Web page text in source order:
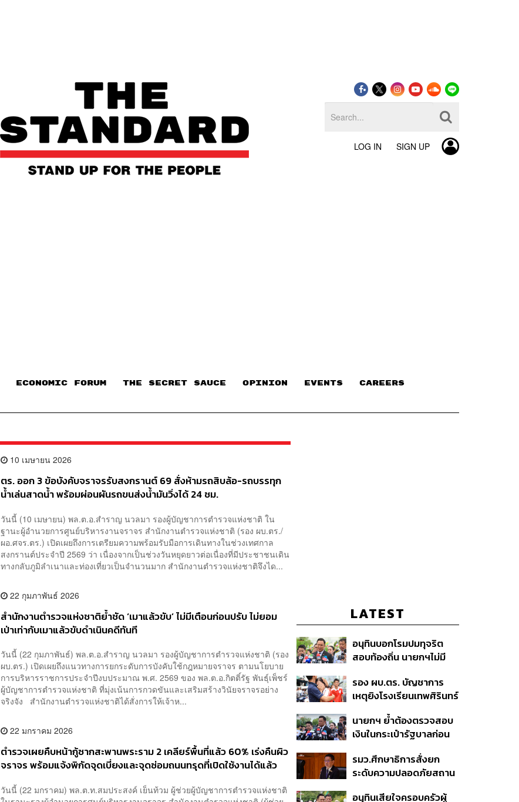
LOG IN SIGN UP
ECONOMIC FORUM THE SECRET SAUCE​ OPINION EVENTS CAREERS
10 เมษายน 2026
ตร. ออก 3 ข้อบังคับจราจรรับสงกรานต์ 69 สั่งห้ามรถสิบล้อ-รถบรรทุก
น้ำเล่นสาดน้ำ พร้อมผ่อนผันรถขนส่งน้ำมันวิ่งได้ 24 ชม.
วันนี้ (10 เมษายน) พล.ต.อ.สำราญ นวลมา รองผู้บัญชาการตำรวจแห่งชาติ ใน
ฐานะผู้อำนวยการศูนย์บริหารงานจราจร สำนักงานตำรวจแห่งชาติ (รอง ผบ.ตร./
ผอ.ศจร.ตร.) เปิดเผยถึงการเตรียมความพร้อมรับมือการเดินทางในช่วงเทศกาล
สงกรานต์ประจำปี 2569 ว่า เนื่องจากเป็นช่วงวันหยุดยาวต่อเนื่องที่มีประชาชนเดิน
ทางกลับภูมิลำเนาและท่องเที่ยวเป็นจำนวนมาก สำนักงานตำรวจแห่งชาติจึงได...
22 กุมภาพันธ์ 2026
สำนักงานตำรวจแห่งชาติย้ำชัด ‘เมาแล้วขับ’ ไม่มีเตือนก่อนปรับ ไม่ยอม
เป่าเท่ากับเมาแล้วขับดำเนินคดีทันที
วันนี้ (22 กุมภาพันธ์) พล.ต.อ.สำราญ นวลมา รองผู้บัญชาการตำรวจแห่งชาติ (รอง
ผบ.ตร.) เปิดเผยถึงแนวทางการยกระดับการบังคับใช้กฎหมายจราจร ตามนโยบาย
การบริหารราชการประจำปีงบประมาณ พ.ศ. 2569 ของ พล.ต.อ.กิตติ์รัฐ พันธุ์เพ็ชร์
ผู้บัญชาการตำรวจแห่งชาติ ที่มุ่งเน้นการกวดขันและเสริมสร้างวินัยจราจรอย่าง
จริงจัง สำนักงานตำรวจแห่งชาติได้สั่งการให้เจ้าห...
22 มกราคม 2026
ตำรวจเผยคืบหน้ากู้ซากสะพานพระราม 2 เคลียร์พื้นที่แล้ว 60% เร่งคืนผิว
จราจร พร้อมแจ้งพิกัดจุดเบี่ยงและจุดซ่อมถนนทรุดที่เปิดใช้งานได้แล้ว
วันนี้ (22 มกราคม) พล.ต.ท.สมประสงค์ เย็นท้วม ผู้ช่วยผู้บัญชาการตำรวจแห่งชาติ
LATEST
อนุทินบอกโรมปมทุจริต
สอบท้องถิ่น นายกฯไม่มี
คนผิดมาลงโทษ
รอง ผบ.ตร. บัญชาการ
เหตุยิงโรงเรียนเทพศิรินทร์
ยืนยันไร้คนติดค้าง พบศพ
ปู่-ย่าที่บ้านพักผู้ก่อเหตุ
นายกฯ ย้ำต้องตรวจสอบ
เงินในกระเป๋ารัฐบาลก่อน
เฟส 2 หรือปรับเกณฑ์
50:50 ยันเงินคงคลัง
รมว.ศึกษาธิการสั่งยก
ระดับความปลอดภัยสถาน
อนุทินเสียใจครอบครัวผู้